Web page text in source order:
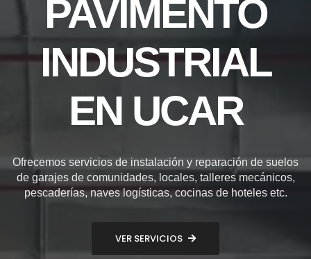
PAVIMENTO
INDUSTRIAL
EN UCAR
Ofrecemos servicios de instalación y reparación de suelos
de garajes de comunidades, locales, talleres mecánicos,
pescaderías, naves logísticas, cocinas de hoteles etc.
VER SERVICIOS